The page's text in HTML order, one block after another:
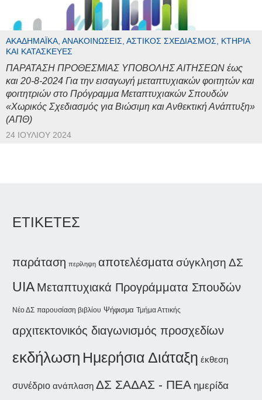
ΑΚΑΔΗΜΑΪΚΆ, ΑΝΑΚΟΙΝΏΣΕΙΣ, ΑΣΤΙΚΌΣ ΣΧΕΔΙΑΣΜΌΣ, ΚΤΉΡΙΑ
ΚΑΙ ΚΑΤΑΣΚΕΥΈΣ
ΠΑΡΑΤΑΣΗ ΠΡΟΘΕΣΜΙΑΣ ΥΠΟΒΟΛΗΣ ΑΙΤΗΣΕΩΝ έως
και 20-8-2024 Για την εισαγωγή μεταπτυχιακών φοιτητών και
φοιτητριών στο Πρόγραμμα Μεταπτυχιακών Σπουδών
«Χωρικός Σχεδιασμός για Βιώσιμη και Ανθεκτική Ανάπτυξη»
(ΑΠΘ)
24 ΙΟΥΛΊΟΥ 2024
ΕΤΙΚΕΤΕΣ
παράταση περίληψη αποτελέσματα σύγκληση ΔΣ
UIA Μεταπτυχιακά Προγράμματα Σπουδών
Νέο ΔΣ παρουσίαση βιβλίου Ψήφισμα Τμήμα Αττικής
αρχιτεκτονικός διαγωνισμός προσχεδίων
εκδήλωση Ημερήσια Διάταξη έκθεση
συνέδριο ανάπλαση ΔΣ ΣΑΔΑΣ - ΠΕΑ ημερίδα